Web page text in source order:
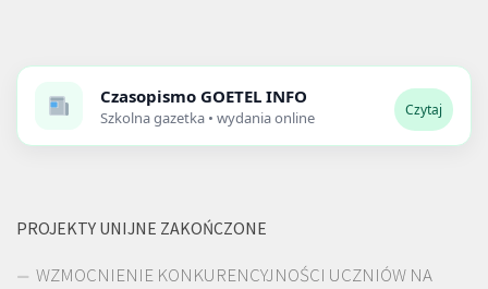
Czasopismo GOETEL INFO
Szkolna gazetka • wydania online Czytaj
PROJEKTY UNIJNE ZAKOŃCZONE
WZMOCNIENIE KONKURENCYJNOŚCI UCZNIÓW NA